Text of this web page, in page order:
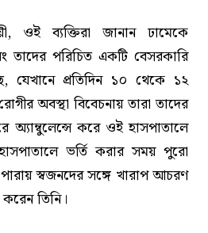
ওই ব্যক্তিরা জানান ঢামেকে
পরিচিত একটি বেসরকারি
যেখানে প্রতিদিন ১০ থেকে ১২
অবস্থা বিবেচনায় তারা তাদের
করে ওই হাসপাতালে
ভর্তি করার সময় পুরো
স্বজনদের সঙ্গে খারাপ আচরণ
তিনি।